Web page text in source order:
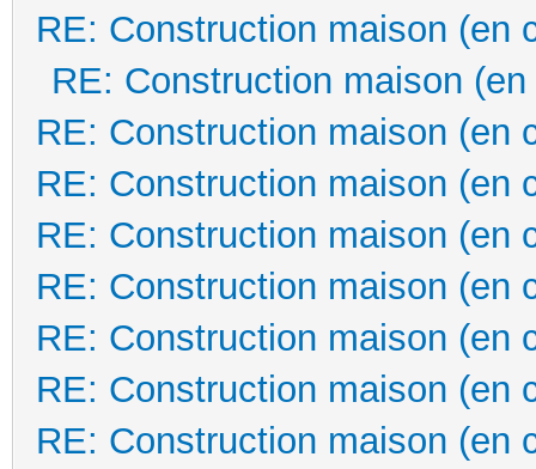
RE: Construction maison (en
RE: Construction maison
RE: Construction maison (en
RE: Construction maison (en
RE: Construction maison (en
RE: Construction maison (en
RE: Construction maison (en
RE: Construction maison (en
RE: Construction maison (en